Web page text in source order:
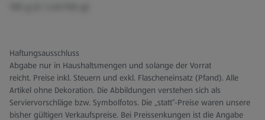
Haftungsausschluss
Abgabe nur in Haushaltsmengen und solange der Vorrat
reicht. Preise inkl. Steuern und exkl. Flascheneinsatz (Pfand). Alle
Artikel ohne Dekoration. Die Abbildungen verstehen sich als
Serviervorschläge bzw. Symbolfotos. Die „statt“-Preise waren unsere
bisher gültigen Verkaufspreise. Bei Preissenkungen ist die Angabe